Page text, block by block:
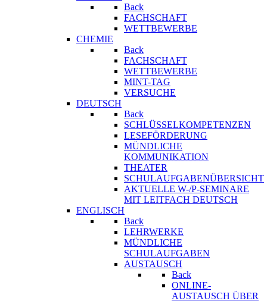
Back
FACHSCHAFT
WETTBEWERBE
CHEMIE
Back
FACHSCHAFT
WETTBEWERBE
MINT-TAG
VERSUCHE
DEUTSCH
Back
SCHLÜSSELKOMPETENZEN
LESEFÖRDERUNG
MÜNDLICHE
KOMMUNIKATION
THEATER
SCHULAUFGABENÜBERSICHT
AKTUELLE W-/P-SEMINARE
MIT LEITFACH DEUTSCH
ENGLISCH
Back
LEHRWERKE
MÜNDLICHE
SCHULAUFGABEN
AUSTAUSCH
Back
ONLINE-
AUSTAUSCH ÜBER